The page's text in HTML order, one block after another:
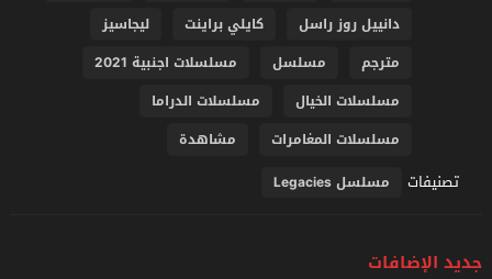
دانييل روز راسل
كايلي براينت
ليجاسيز
مترجم
مسلسل
مسلسلات اجنبية 2021
مسلسلات الخيال
مسلسلات الدراما
مسلسلات المغامرات
مشاهدة
تصنيفات مسلسل Legacies
جديد الإضافات